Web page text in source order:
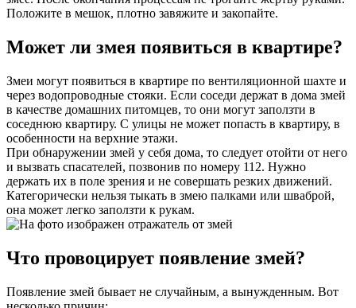
Положите в мешок, плотно завяжите и закопайте.
Может ли змея появиться в квартире?
Змеи могут появиться в квартире по вентиляционной шахте и
через водопроводные стояки. Если соседи держат в дома змей
в качестве домашних питомцев, то они могут заползти в
соседнюю квартиру. С улицы не может попасть в квартиру, в
особенности на верхние этажи.
При обнаружении змей у себя дома, то следует отойти от него
и вызвать спасателей, позвонив по номеру 112. Нужно
держать их в поле зрения и не совершать резких движений.
Категорически нельзя тыкать в змею палками или шваброй,
она может легко заползти к рукам.
Что провоцирует появление змей?
Появление змей бывает не случайным, а вынужденным. Вот